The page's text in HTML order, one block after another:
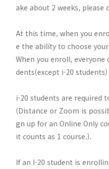
ake about 2 weeks, please
At this time, when you
e the ability to choose
When you enroll, everyone
dents(except i-20
i-20 students are required
(Distance or Zoom is
gn up for an Online Only
it counts as 1 course.).
If an I-20 student is